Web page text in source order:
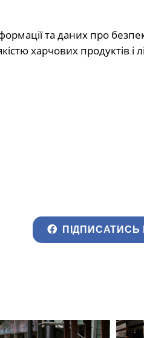
та даних про
харчових продуктів і
ПІДПИСАТИСЬ